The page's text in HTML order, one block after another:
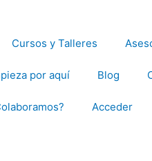
Cursos y Talleres
por aquí Blog
Acceder